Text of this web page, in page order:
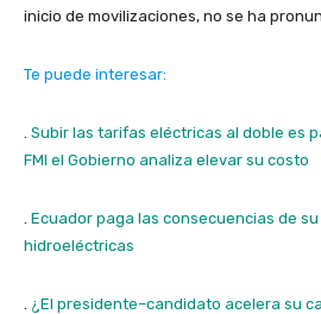
inicio de movilizaciones, no se ha
Te puede interesar:
. Subir las tarifas eléctricas al doble es
FMI el Gobierno analiza elevar su costo
. Ecuador paga las consecuencias de
hidroeléctricas
. ¿El presidente–candidato acelera su